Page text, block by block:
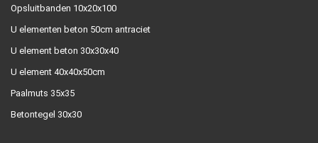
Opsluitbanden 10x20x100
U elementen beton 50cm antraciet
U element beton 30x30x40
U element 40x40x50cm
Paalmuts 35x35
Betontegel 30x30